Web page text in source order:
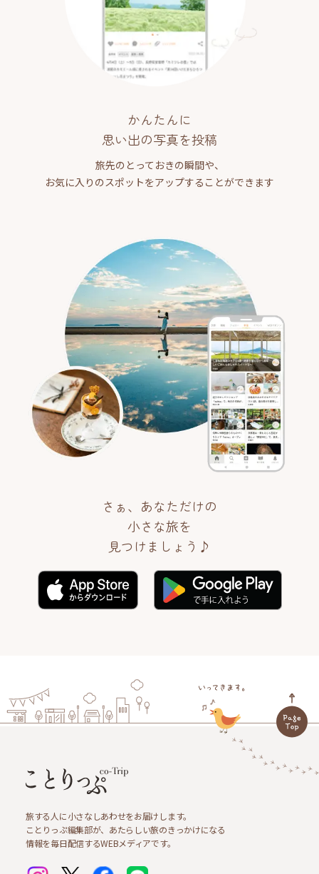
かんたんに
思い出の写真を投稿
旅先のとっておきの瞬間や、
お気に入りのスポットをアップすることができます
さぁ、あなただけの
小さな旅を
見つけましょう♪
旅する人に小さなしあわせをお届けします。
ことりっぷ編集部が、あたらしい旅のきっかけになる
情報を毎日配信するWEBメディアです。